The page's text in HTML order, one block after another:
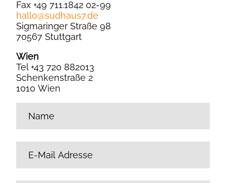
Fax +49 711.1842 02-99
hallo@sudhaus7.de
Sigmaringer Straße 98
70567 Stuttgart
Wien
Tel +43 720 882013
Schenkenstraße 2
1010 Wien